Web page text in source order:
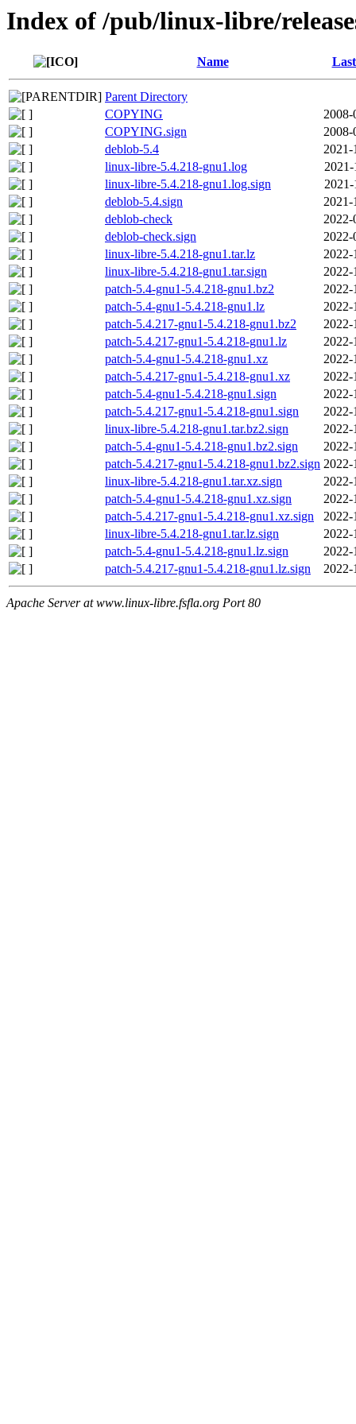
Index of /pub/linux-libre/
Name
Parent Directory
COPYING
2008-
COPYING.sign
2008-
deblob-5.4
2021-
linux-libre-5.4.218-gnu1.log
2021-
linux-libre-5.4.218-gnu1.log.sign
2021-
deblob-5.4.sign
2021-
deblob-check
2022-
deblob-check.sign
2022-
linux-libre-5.4.218-gnu1.tar.lz
2022-
linux-libre-5.4.218-gnu1.tar.sign
2022-
patch-5.4-gnu1-5.4.218-gnu1.bz2
2022-
patch-5.4-gnu1-5.4.218-gnu1.lz
2022-
patch-5.4.217-gnu1-5.4.218-gnu1.bz2
2022-
patch-5.4.217-gnu1-5.4.218-gnu1.lz
2022-
patch-5.4-gnu1-5.4.218-gnu1.xz
2022-
patch-5.4.217-gnu1-5.4.218-gnu1.xz
2022-
patch-5.4-gnu1-5.4.218-gnu1.sign
2022-
patch-5.4.217-gnu1-5.4.218-gnu1.sign
2022-
linux-libre-5.4.218-gnu1.tar.bz2.sign
2022-
patch-5.4-gnu1-5.4.218-gnu1.bz2.sign
2022-
patch-5.4.217-gnu1-5.4.218-gnu1.bz2.sign 2022-
linux-libre-5.4.218-gnu1.tar.xz.sign
2022-
patch-5.4-gnu1-5.4.218-gnu1.xz.sign
2022-
patch-5.4.217-gnu1-5.4.218-gnu1.xz.sign
2022-
linux-libre-5.4.218-gnu1.tar.lz.sign
2022-
patch-5.4-gnu1-5.4.218-gnu1.lz.sign
2022-
patch-5.4.217-gnu1-5.4.218-gnu1.lz.sign
2022-
Apache Server at www.linux-libre.fsfla.org Port 80